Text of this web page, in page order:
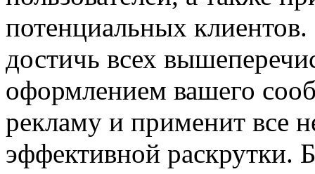
потенциальных
достичь всех
оформлением вашего
рекламу и применит все
эффективной раскрутки.